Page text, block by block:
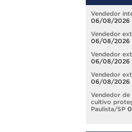
Vendedor
06/08/2026
Vendedor
06/08/2026
Vendedor
06/08/2026
Vendedor
06/08/2026
Vendedor de
cultivo
Paulista/SP